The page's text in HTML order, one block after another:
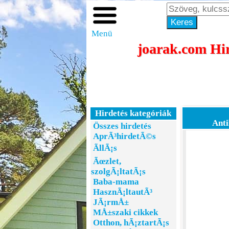
Menü
joarak.com
Hirdetés kategóriák
Összes hirdetés
AprÃ³hirdetÃ©s
ÃllÃ¡s
Ãœzlet,
szolgÃ¡ltatÃ¡s
Baba-mama
HasznÃ¡ltautÃ³
JÃ¡rmÅ±
MÅ±szaki cikkek
Otthon, hÃ¡ztartÃ¡s